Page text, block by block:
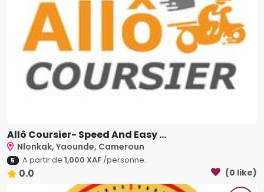
Allô Coursier- Speed And Easy ...
Nlonkak, Yaounde, Cameroun
5 A partir de 1,000 XAF/personne.
0.0 (0 like)